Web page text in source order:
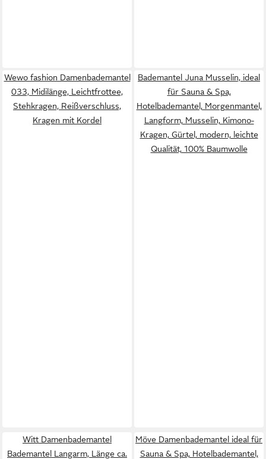
Wewo fashion Damenbademantel
033, Midilänge, Leichtfrottee,
Stehkragen, Reißverschluss,
Kragen mit Kordel
Bademantel Juna Musselin, ideal
für Sauna & Spa,
Hotelbademantel, Morgenmantel,
Langform, Musselin, Kimono-
Kragen, Gürtel, modern, leichte
Qualität, 100% Baumwolle
Witt Damenbademantel
Bademantel Langarm, Länge ca.
Möve Damenbademantel ideal für
Sauna & Spa, Hotelbademantel,